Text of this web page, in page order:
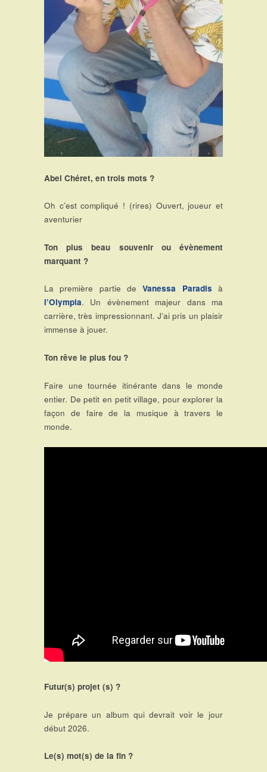
Abel Chéret, en trois mots ?
Oh c’est compliqué ! (rires) Ouvert, joueur et
aventurier
Ton plus beau souvenir ou évènement
marquant ?
La première partie deVanessa Paradis à
l’Olympia. Un évènement majeur dans ma
carrière, très impressionnant. J’ai pris un plaisir
immense à jouer.
Ton rêve le plus fou ?
Faire une tournée itinérante dans le monde
entier. De petit en petit village, pour explorer la
façon de faire de la musique à travers le
monde.
Futur(s) projet (s) ?
Je prépare un album qui devrait voir le jour
début 2026.
Le(s) mot(s) de la fin ?